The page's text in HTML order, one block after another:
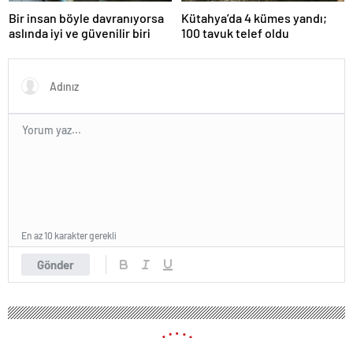
Bir insan böyle davranıyorsa
aslında iyi ve güvenilir biri
Kütahya’da 4 kümes yandı;
100 tavuk telef oldu
Gönder
En az 10 karakter gerekli